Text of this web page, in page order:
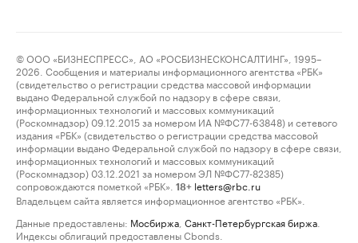
© ООО «БИЗНЕСПРЕСС», АО «РОСБИЗНЕСКОНСАЛТИНГ», 1995–
2026. Сообщения и материалы информационного агентства «РБК»
(свидетельство о регистрации средства массовой информации
выдано Федеральной службой по надзору в сфере связи,
информационных технологий и массовых коммуникаций
(Роскомнадзор) 09.12.2015 за номером ИА №ФС77-63848) и сетевого
издания «РБК» (свидетельство о регистрации средства массовой
информации выдано Федеральной службой по надзору в сфере связи,
информационных технологий и массовых коммуникаций
(Роскомнадзор) 03.12.2021 за номером ЭЛ №ФС77-82385)
сопровождаются пометкой «РБК».
18+ letters@rbc.ru
Владельцем сайта является информационное агентство «РБК».
Данные предоставлены: Мосбиржа Санкт-Петербургская биржа
Индексы облигаций предоставлены Cbonds.